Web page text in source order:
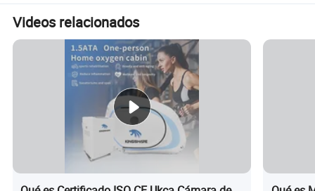
Presión de oxígeno
120kpa-140kpa
Ruido de funcionamiento
≤50db
Concentración máxima de
93%
Descripción del producto
La cámara de oxígeno hiperbárico es un equipo médico
especializado para realizar la terapia de oxígeno hiperbárico. Se
Videos relacionados